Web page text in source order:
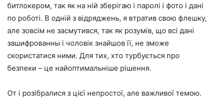
битлокером, так як на ній зберігаю і паролі і фото і дані
по роботі. В одній з відряджень, я втратив свою флешку,
але зовсім не засмутився, так як розумів, що всі дані
зашифрованны і чоловік знайшов її, не зможе
скористатися ними. Для тих, хто турбується про
безпеки – це найоптимальніше рішення.
От і розібралися з цієї непростої, але важливої темою.